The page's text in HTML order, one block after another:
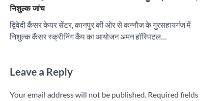
निशुल्क जांच
द्विवेदी कैंसर केयर सेंटर, कानपुर की ओर से कन्नौज के गुरसहायगंज में
निशुल्क कैंसर स्क्रीनिंग कैंप का आयोजन अमन हॉस्पिटल…
Leave a Reply
Your email address will not be published. Required fields